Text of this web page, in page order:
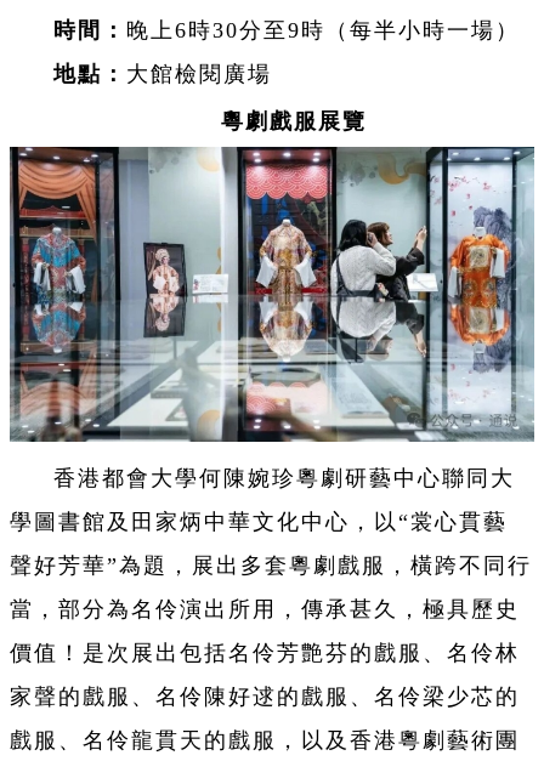
時間： 晚上6時30分至9時（每半小時一場）
地點： ⼤館檢閱廣場
粵劇戲服展覽
香港都會大學何陳婉珍粵劇研藝中心聯同大
學圖書館及田家炳中華文化中心，以“裳心貫藝
聲好芳華”為題，展出多套粵劇戲服，橫跨不同行
當，部分為名伶演出所用，傳承甚久，極具歷史
價值！是次展出包括名伶芳艶芬的戲服、名伶林
家聲的戲服、名伶陳好逑的戲服、名伶梁少芯的
戲服、名伶龍貫天的戲服，以及香港粵劇藝術團